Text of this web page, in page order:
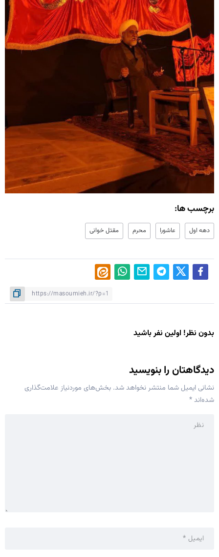
برچسب ها:
دهه اول عاشورا محرم مقتل خوانی
بدون نظر! اولین نفر باشید
دیدگاهتان را بنویسید
نشانی ایمیل شما منتشر نخواهد شد. بخش‌های موردنیاز علامت‌گذاری
شده‌اند*